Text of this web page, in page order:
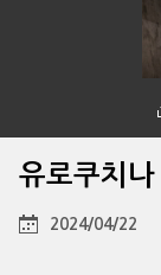
유로쿠치
2024/04/22